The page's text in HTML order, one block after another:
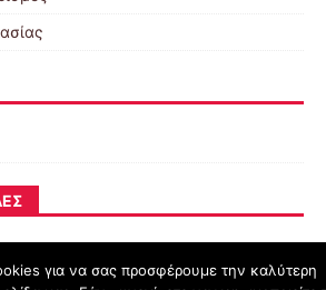
για να σας προσφέρουμε την καλύτερη